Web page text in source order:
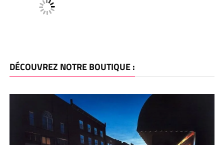
DÉCOUVREZ NOTRE BOUTIQUE :